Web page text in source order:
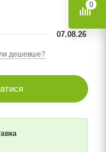
07.08.26
дешевше?
0